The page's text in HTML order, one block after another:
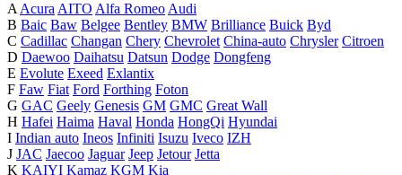
A Acura AITO Alfa Romeo Audi
B Baic Baw Belgee Bentley BMW Brilliance Buick Byd
C Cadillac Changan Chery Chevrolet China-auto Chrysler Citroen
D Daewoo Daihatsu Datsun Dodge Dongfeng
E Evolute Exeed Exlantix
F Faw Fiat Ford Forthing Foton
G GAC Geely Genesis GM GMC Great Wall
H Hafei Haima Haval Honda HongQi Hyundai
I Indian auto Ineos Infiniti Isuzu Iveco IZH
J JAC Jaecoo Jaguar Jeep Jetour Jetta
K KAIYI Kamaz KGM Kia